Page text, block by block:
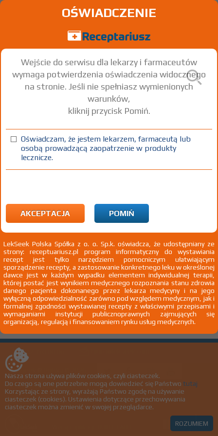
Znaleziono wyników:
Wyślij do nas nazwę leku, którego nie
znalazłeś, a dodamy go do naszej bazy
NAZWA LEKU
Chcę otrzymać powiadomienie e-mail o dodaniu produktu do bazy
+22 350 00 06
LekSeek ® Polska © 2026
Polityka prywatności
Regulamin
Nasza strona używa plików cookies, czyli ciasteczek.
Do czego są one potrzebne mogą dowiedzieć się Państwo tutaj
Korzystając ze strony, wyrażają Państwo zgodę na używanie
ciasteczek (cookies). Ustawienia dotyczące przechowywania
ciasteczek można zmienić w swojej przeglądarce.
ROZUMIEM
OŚWIADCZENIE
Wejście do serwisu dla lekarzy i farmaceutów
wymaga potwierdzenia oświadczenia widocznego
na stronie. Jeśli nie spełniasz wymienionych
warunków,
kliknij przycisk Pomiń.
Oświadczam, że jestem lekarzem, farmaceutą lub
osobą prowadzącą zaopatrzenie w produkty
lecznicze.
AKCEPTACJA POMIŃ
LekSeek Polska Spółka z o. o. Sp.k. oświadcza, że udostępniany ze
strony: receptuariusz.pl program informatyczny do wystawiania
recept jest tylko narzędziem pomocniczym ułatwiającym
sporządzenie recepty, a zastosowanie konkretnego leku w określonej
dawce jest w każdym wypadku elementem indywidualnej terapii,
której postać jest wynikiem medycznego rozpoznania stanu zdrowia
danego pacjenta dokonanego przez lekarza medycyny i na jego
wyłączną odpowiedzialność zarówno pod względem medycznym, jak i
formalnej zgodności wystawianej recepty z właściwymi przepisami i
wymaganiami instytucji publicznoprawnych zajmujących się
organizacją, regulacją i finansowaniem rynku usług medycznych.